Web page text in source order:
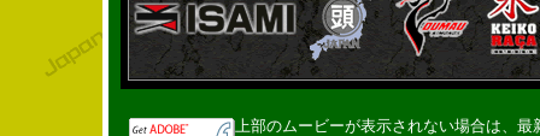
上部のムービーが表示されない場合は、最